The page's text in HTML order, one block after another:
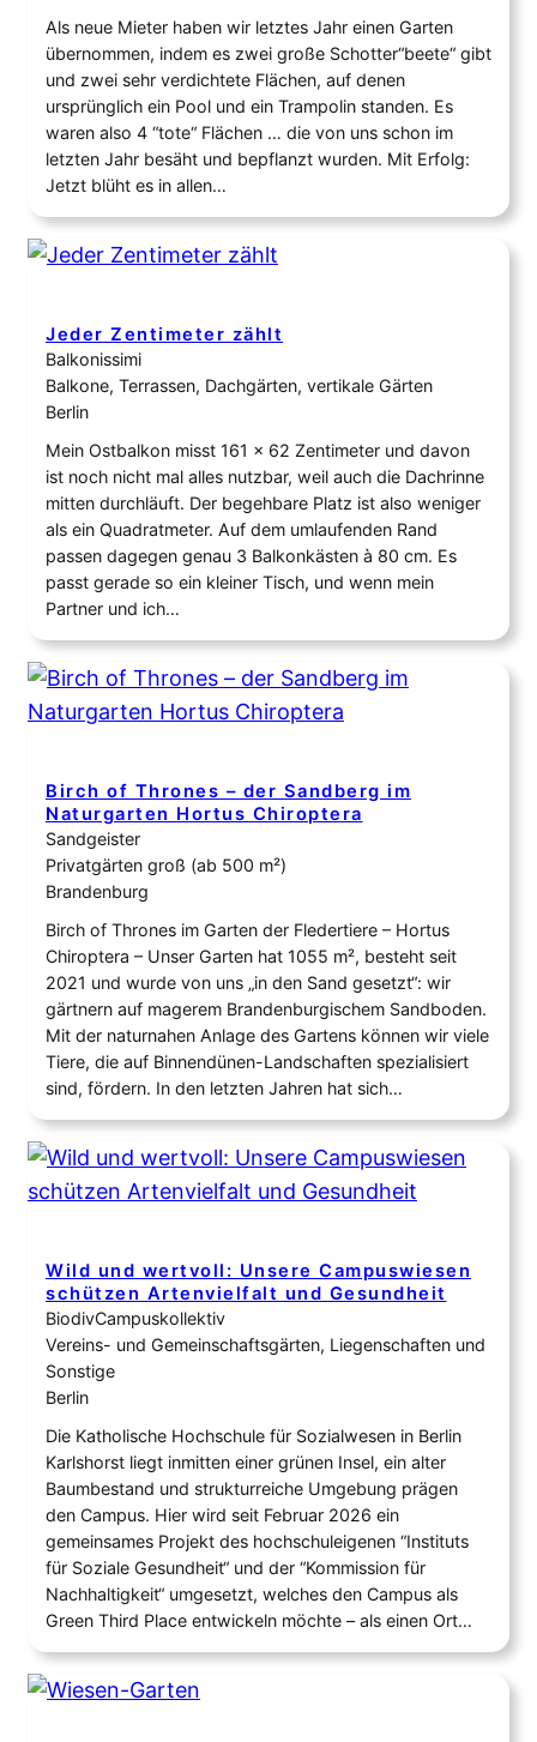
Als neue Mieter haben wir letztes Jahr einen Garten
übernommen, indem es zwei große Schotter“beete“ gibt
und zwei sehr verdichtete Flächen, auf denen
ursprünglich ein Pool und ein Trampolin standen. Es
waren also 4 “tote“ Flächen … die von uns schon im
letzten Jahr besäht und bepflanzt wurden. Mit Erfolg:
Jetzt blüht es in allen…
Jeder Zentimeter zählt
Balkonissimi
Balkone, Terrassen, Dachgärten, vertikale Gärten
Berlin
Mein Ostbalkon misst 161 × 62 Zentimeter und davon
ist noch nicht mal alles nutzbar, weil auch die Dachrinne
mitten durchläuft. Der begehbare Platz ist also weniger
als ein Quadratmeter. Auf dem umlaufenden Rand
passen dagegen genau 3 Balkonkästen à 80 cm. Es
passt gerade so ein kleiner Tisch, und wenn mein
Partner und ich…
Birch of Thrones – der Sandberg im
Naturgarten Hortus Chiroptera
Sandgeister
Privatgärten groß (ab 500 m²)
Brandenburg
Birch of Thrones im Garten der Fledertiere – Hortus
Chiroptera – Unser Garten hat 1055 m², besteht seit
2021 und wurde von uns „in den Sand gesetzt“: wir
gärtnern auf magerem Brandenburgischem Sandboden.
Mit der naturnahen Anlage des Gartens können wir viele
Tiere, die auf Binnendünen-Landschaften spezialisiert
sind, fördern. In den letzten Jahren hat sich…
Wild und wertvoll: Unsere Campuswiesen
schützen Artenvielfalt und Gesundheit
BiodivCampuskollektiv
Vereins- und Gemeinschaftsgärten, Liegenschaften und
Sonstige
Berlin
Die Katholische Hochschule für Sozialwesen in Berlin
Karlshorst liegt inmitten einer grünen Insel, ein alter
Baumbestand und strukturreiche Umgebung prägen
den Campus. Hier wird seit Februar 2026 ein
gemeinsames Projekt des hochschuleigenen “Instituts
für Soziale Gesundheit“ und der “Kommission für
Nachhaltigkeit“ umgesetzt, welches den Campus als
Green Third Place entwickeln möchte – als einen Ort…